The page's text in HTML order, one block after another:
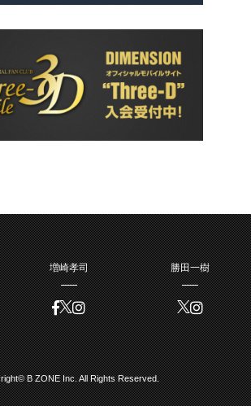
増崎孝司 勝田一樹
B ZONE Inc. All Rights Reserved.